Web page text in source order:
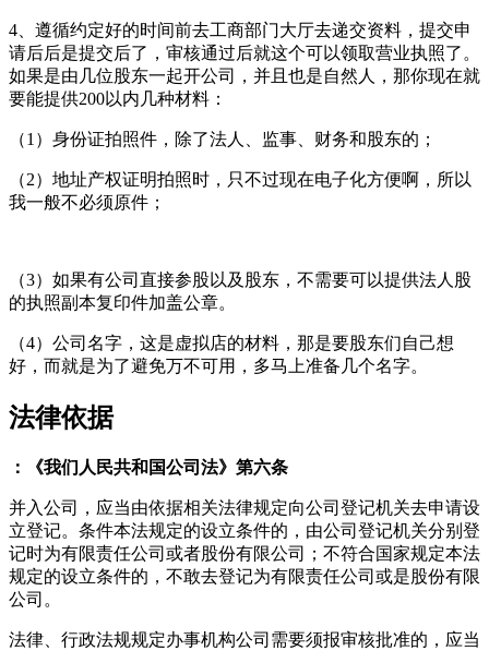
4、遵循约定好的时间前去工商部门大厅去递交资料，提交申
请后后是提交后了，审核通过后就这个可以领取营业执照了。
如果是由几位股东一起开公司，并且也是自然人，那你现在就
要能提供200以内几种材料：
（1）身份证拍照件，除了法人、监事、财务和股东的；
（2）地址产权证明拍照时，只不过现在电子化方便啊，所以
我一般不必须原件；
（3）如果有公司直接参股以及股东，不需要可以提供法人股
的执照副本复印件加盖公章。
（4）公司名字，这是虚拟店的材料，那是要股东们自己想
好，而就是为了避免万不可用，多马上准备几个名字。
法律依据
：《我们人民共和国公司法》第六条
并入公司，应当由依据相关法律规定向公司登记机关去申请设
立登记。条件本法规定的设立条件的，由公司登记机关分别登
记时为有限责任公司或者股份有限公司；不符合国家规定本法
规定的设立条件的，不敢去登记为有限责任公司或是股份有限
公司。
法律、行政法规规定办事机构公司需要须报审核批准的，应当